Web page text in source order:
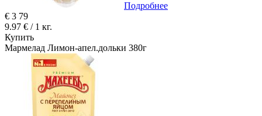
Подробнее
€ 3 79
9.97 € / 1 кг.
Купить
Мармелад Лимон-апел.дольки 380г